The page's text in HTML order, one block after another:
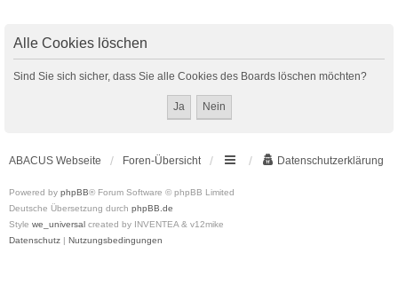
Alle Cookies löschen
Sind Sie sich sicher, dass Sie alle Cookies des Boards löschen möchten?
ABACUS Webseite Foren-Übersicht Datenschutzerklärung
Powered by phpBB® Forum Software © phpBB Limited
Deutsche Übersetzung durch phpBB.de
Style we_universal created by INVENTEA & v12mike
Datenschutz | Nutzungsbedingungen